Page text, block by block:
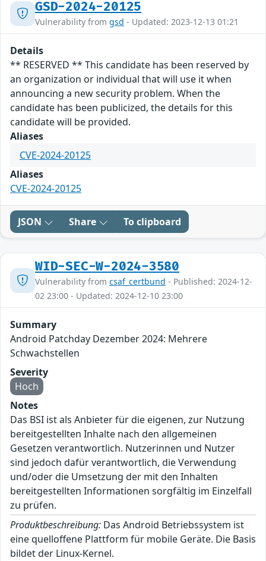
GSD-2024-20125
Vulnerability from gsd - Updated: 2023-12-13 01:21
Details
** RESERVED ** This candidate has been reserved by
an organization or individual that will use it when
announcing a new security problem. When the
candidate has been publicized, the details for this
candidate will be provided.
Aliases
CVE-2024-20125
Aliases
CVE-2024-20125
JSON Share To clipboard
WID-SEC-W-2024-3580
Vulnerability from csaf_certbund - Published: 2024-12-
02 23:00 - Updated: 2024-12-10 23:00
Summary
Android Patchday Dezember 2024: Mehrere
Schwachstellen
Severity
Hoch
Notes
Das BSI ist als Anbieter für die eigenen, zur Nutzung
bereitgestellten Inhalte nach den allgemeinen
Gesetzen verantwortlich. Nutzerinnen und Nutzer
sind jedoch dafür verantwortlich, die Verwendung
und/oder die Umsetzung der mit den Inhalten
bereitgestellten Informationen sorgfältig im Einzelfall
zu prüfen.
Produktbeschreibung: Das Android Betriebssystem ist
eine quelloffene Plattform für mobile Geräte. Die Basis
bildet der Linux-Kernel.